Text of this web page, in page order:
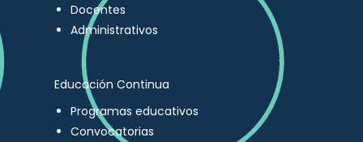
Docentes
Administrativos
Educación Continua
Programas educativos
Convocatorias